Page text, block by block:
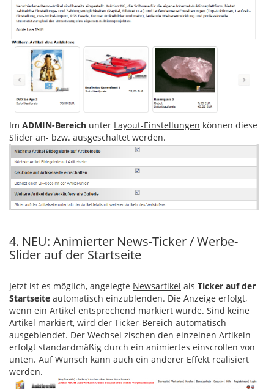
Im ADMIN-Bereich unter Layout-Einstellungen können diese
Slider an- bzw. ausgeschaltet werden.
4. NEU: Animierter News-Ticker / Werbe-
Slider auf der Startseite
Jetzt ist es möglich, angelegte Newsartikel als Ticker auf der
Startseite automatisch einzublenden. Die Anzeige erfolgt,
wenn ein Artikel entsprechend markiert wurde. Sind keine
Artikel markiert, wird der Ticker-Bereich automatisch
ausgeblendet. Der Wechsel zischen den einzelnen Artikeln
erfolgt standardmäßig durch ein animiertes einscrollen von
unten. Auf Wunsch kann auch ein anderer Effekt realisiert
werden.